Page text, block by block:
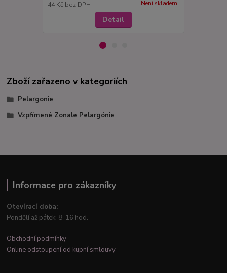
44 Kč bez DPH Není skladem
Detail
Zboží zařazeno v kategoriích
Pelargonie
Vzpřímené Zonale Pelargónie
Informace pro zákazníky
Otevírací doba:
Pondělí až pátek: 8-16 hod.
Obchodní podmínky
Online odstoupení od kupní smlouvy